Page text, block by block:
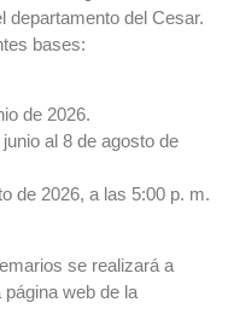
departamento del Cesar.
bases:
de 2026.
al 8 de agosto de
de 2026, a las 5:00 p. m.
se realizará a
web de la